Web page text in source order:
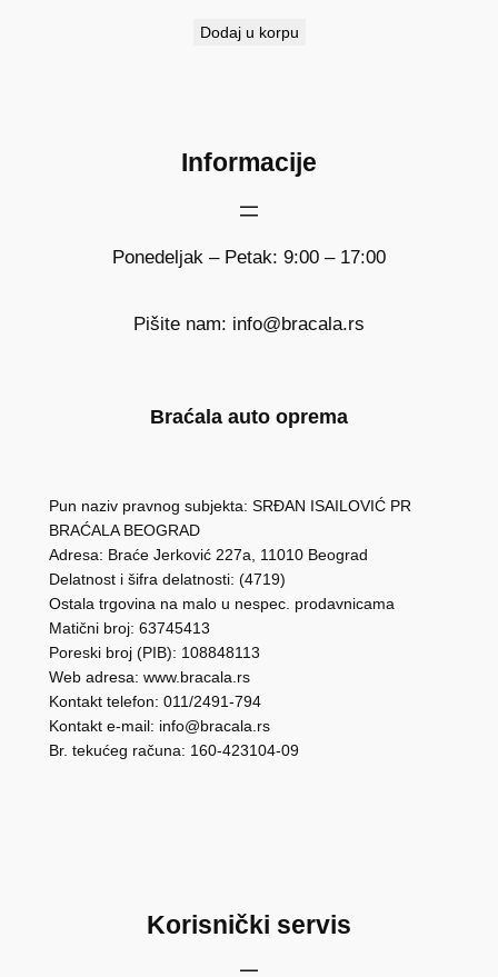
Dodaj u korpu
Informacije
Ponedeljak – Petak: 9:00 – 17:00
Pišite nam: info@bracala.rs
Braćala auto oprema
Pun naziv pravnog subjekta: SRĐAN ISAILOVIĆ PR
BRAĆALA BEOGRAD
Adresa: Braće Jerković 227a, 11010 Beograd
Delatnost i šifra delatnosti: (4719)
Ostala trgovina na malo u nespec. prodavnicama
Matični broj: 63745413
Poreski broj (PIB): 108848113
Web adresa: www.bracala.rs
Kontakt telefon: 011/2491-794
Kontakt e-mail: info@bracala.rs
Br. tekućeg računa: 160-423104-09
Korisnički servis